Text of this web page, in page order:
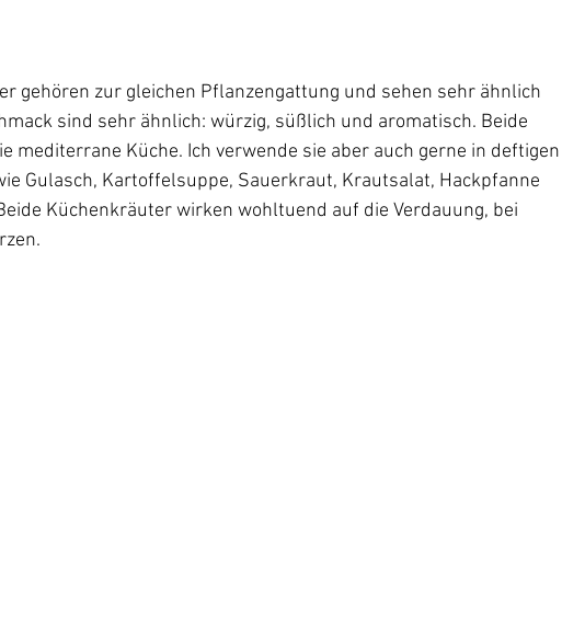
gehören zur gleichen Pflanzengattung und sehen sehr ähnlich
sind sehr ähnlich: würzig, süßlich und aromatisch. Beide
mediterrane Küche. Ich verwende sie aber auch gerne in deftigen
Gulasch, Kartoffelsuppe, Sauerkraut, Krautsalat, Hackpfanne
Küchenkräuter wirken wohltuend auf die Verdauung, bei